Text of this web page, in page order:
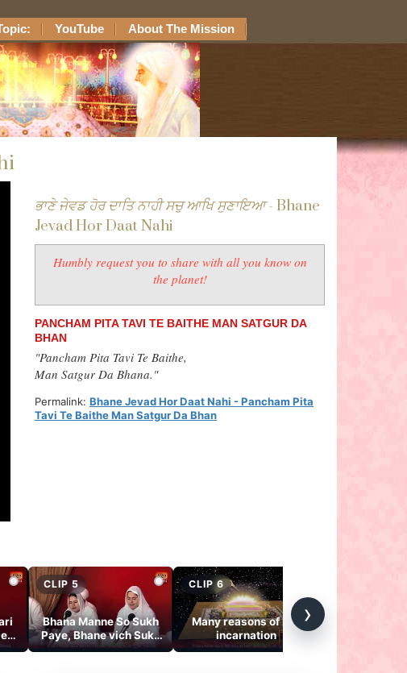
YouTube About The Mission
ਭਾਣੇ ਜੇਵਡ ਹੋਰ ਦਾਤਿ ਨਾਹੀ ਸਚੁ ਆਖਿ ਸੁਣਾਇਆ- Bhane
Jevad Hor Daat Nahi
Humbly request you to share with all you know on
the planet!
PANCHAM PITA TAVI TE BAITHE MAN SATGUR DA
BHAN
"Pancham Pita Tavi Te Baithe,
Man Satgur Da Bhana."
Permalink: Bhane Jevad Hor Daat Nahi - Pancham Pita
Tavi Te Baithe Man Satgur Da Bhan
CLIP 5
Bhana Manne So Sukh
Paye, Bhane vich Sukh
Payida
CLIP 6
Many reasons of His
incarnation
›